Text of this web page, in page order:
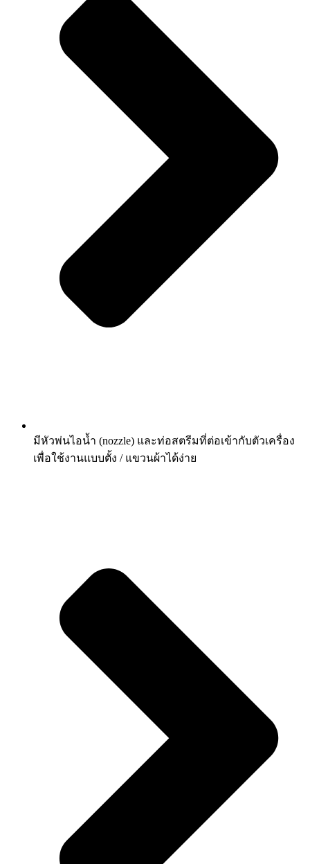
มีหัวพ่นไอน้ำ (nozzle) และท่อสตรีมที่ต่อเข้ากับตัวเครื่อง
เพื่อใช้งานแบบตั้ง / แขวนผ้าได้ง่าย